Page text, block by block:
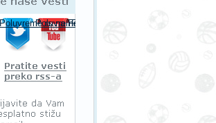
Poluvreme.rs na Facebooku-u
Poluvreme.rs na Twitter-u
Poluvreme.rs na YouTube-u